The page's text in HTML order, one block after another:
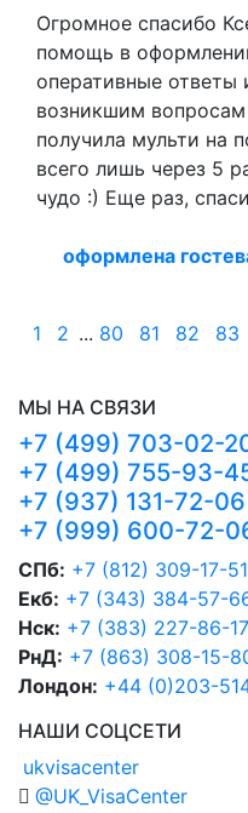
Огромное спасибо
помощь в
оперативные ответы
возникшим
получила мульти на
всего лишь через 5
чудо :) Еще раз,
оформлена
1
2 ... 80 81 82 83
МЫ НА СВЯЗИ
+7 (499) 703-02-
+7 (499) 755-93-
+7 (937) 131-72-06
+7 (999) 600-72-
СПб: +7 (812) 309-17-51
Екб: +7 (343) 384-57-
Нск: +7 (383) 227-86-17
РнД: +7 (863) 308-15-
Лондон: +44 (0)203-
НАШИ СОЦСЕТИ
ukvisacenter
@UK_VisaCenter